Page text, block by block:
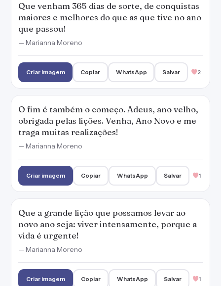
Que venham 365 dias de sorte, de conquistas
maiores e melhores do que as que tive no ano
que passou!
— Marianna Moreno
Criar imagem Copiar WhatsApp Salvar 2
O fim é também o começo. Adeus, ano velho,
obrigada pelas lições. Venha, Ano Novo e me
traga muitas realizações!
— Marianna Moreno
Criar imagem Copiar WhatsApp Salvar 1
Que a grande lição que possamos levar ao
novo ano seja: viver intensamente, porque a
vida é urgente!
— Marianna Moreno
Criar imagem Copiar WhatsApp Salvar 1